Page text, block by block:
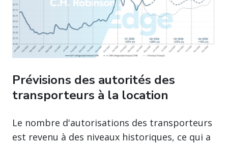
Prévisions des autorités des
transporteurs à la location
Le nombre d'autorisations des transporteurs
est revenu à des niveaux historiques, ce qui a